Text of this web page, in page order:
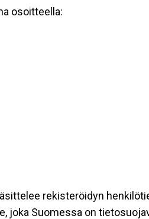
osoitteella:
rekisteröidyn
joka Suomessa on